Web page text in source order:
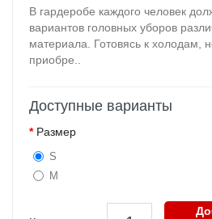
В гардеробе каждого человек
вариантов головных уборов
материала. Готовясь к холодам,
приобре..
Доступные варианты
Размер
S
M